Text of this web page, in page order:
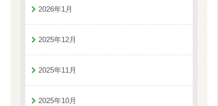
2026年1月
2025年12月
2025年11月
2025年10月